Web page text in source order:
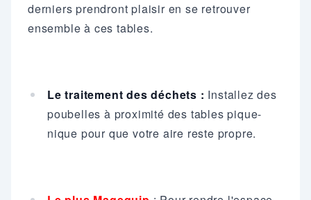
derniers prendront plaisir en se retrouver
ensemble à ces tables.
Le traitement des déchets : Installez des
poubelles à proximité des tables pique-
nique pour que votre aire reste propre.